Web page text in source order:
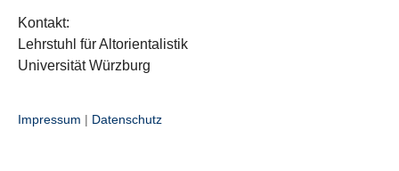
Kontakt:
Lehrstuhl für Altorientalistik
Universität Würzburg
Impressum | Datenschutz